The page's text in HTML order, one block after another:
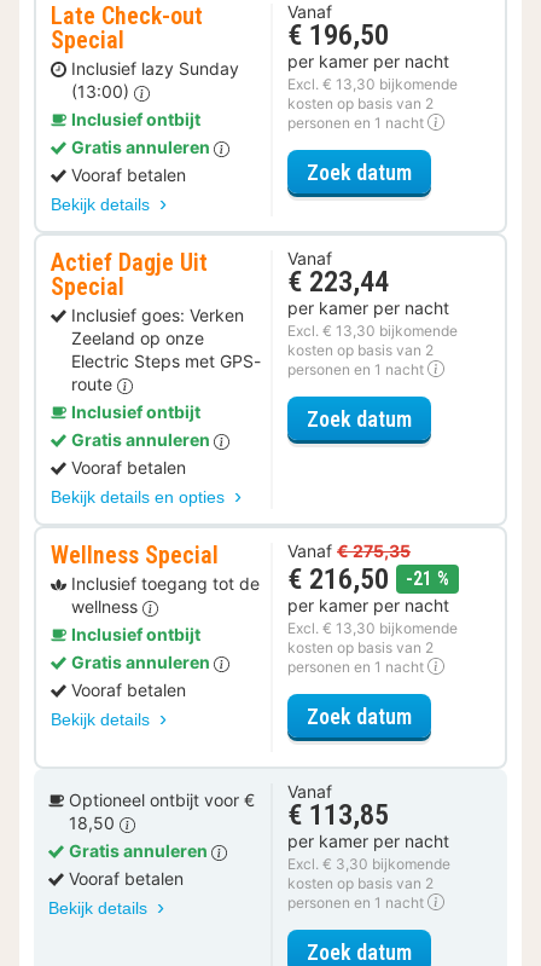
Late Check-out
Special
Inclusief lazy Sunday
(13:00)
Inclusief ontbijt
Gratis annuleren
Vooraf betalen
Bekijk details
Vanaf
€ 196,50
per kamer per nacht
Excl. € 13,30 bijkomende
kosten op basis van 2
personen en 1 nacht
Zoek datumvoor Late
Actief Dagje Uit
Special
Inclusief goes: Verken
Zeeland op onze
Electric Steps met GPS-
route
Inclusief ontbijt
Gratis annuleren
Vooraf betalen
Bekijk details en opties
Vanaf
€ 223,44
per kamer per nacht
Excl. € 13,30 bijkomende
kosten op basis van 2
personen en 1 nacht
Zoek datumvoor Actief
Wellness Special
Inclusief toegang tot de
wellness
Inclusief ontbijt
Gratis annuleren
Vooraf betalen
Bekijk details
Vanaf € 275,35
€ 216,50 -21 %
per kamer per nacht
Excl. € 13,30 bijkomende
kosten op basis van 2
personen en 1 nacht
Zoek datumvoor Wellness
Optioneel ontbijt voor €
18,50
Gratis annuleren
Vooraf betalen
Bekijk details
Vanaf
€ 113,85
per kamer per nacht
Excl. € 3,30 bijkomende
kosten op basis van 2
personen en 1 nacht
Zoek datumvoor Deluxe